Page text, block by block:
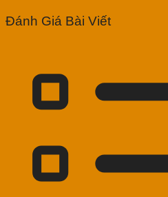
Đánh Giá Bài Viết